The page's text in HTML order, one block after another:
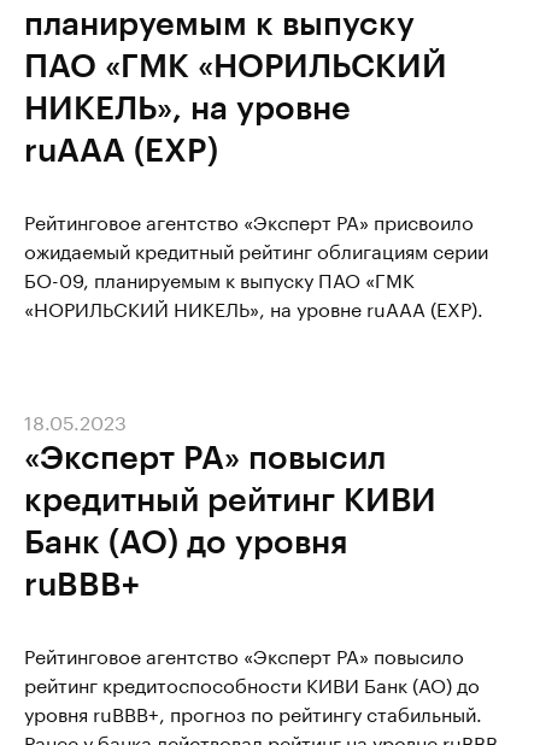
планируемым к выпуску
ПАО «ГМК «НОРИЛЬСКИЙ
НИКЕЛЬ», на уровне
ruAАA (EXP)
Рейтинговое агентство «Эксперт РА» присвоило
ожидаемый кредитный рейтинг облигациям серии
БО-09, планируемым к выпуску ПАО «ГМК
«НОРИЛЬСКИЙ НИКЕЛЬ», на уровне ruAАA (EXP).
«Эксперт РА» повысил
кредитный рейтинг КИВИ
Банк (АО) до уровня
ruBBB+
18.05.2023
Рейтинговое агентство «Эксперт РА» повысило
рейтинг кредитоспособности КИВИ Банк (АО) до
уровня ruBBB+, прогноз по рейтингу стабильный.